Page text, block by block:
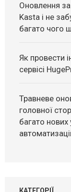
Оновлення
Kasta і не
багато чого
Як провести
сервісі
Травневе
головної
багато нових